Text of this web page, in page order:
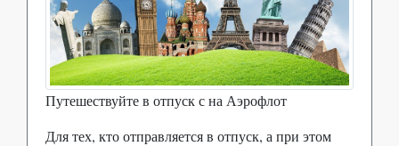
Путешествуйте в отпуск с на Аэрофлот
Для тех, кто отправляется в отпуск, а при этом